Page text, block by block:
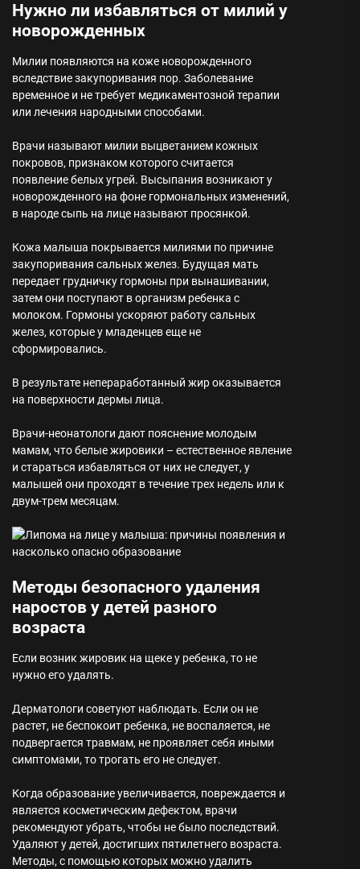
Нужно ли избавляться от милий у
новорожденных
Милии появляются на коже новорожденного
вследствие закупоривания пор. Заболевание
временное и не требует медикаментозной терапии
или лечения народными способами.
Врачи называют милии выцветанием кожных
покровов, признаком которого считается
появление белых угрей. Высыпания возникают у
новорожденного на фоне гормональных изменений,
в народе сыпь на лице называют просянкой.
Кожа малыша покрывается милиями по причине
закупоривания сальных желез. Будущая мать
передает грудничку гормоны при вынашивании,
затем они поступают в организм ребенка с
молоком. Гормоны ускоряют работу сальных
желез, которые у младенцев еще не
сформировались.
В результате непераработанный жир оказывается
на поверхности дермы лица.
Врачи-неонатологи дают пояснение молодым
мамам, что белые жировики – естественное явление
и стараться избавляться от них не следует, у
малышей они проходят в течение трех недель или к
двум-трем месяцам.
Методы безопасного удаления
наростов у детей разного
возраста
Если возник жировик на щеке у ребенка, то не
нужно его удалять.
Дерматологи советуют наблюдать. Если он не
растет, не беспокоит ребенка, не воспаляется, не
подвергается травмам, не проявляет себя иными
симптомами, то трогать его не следует.
Когда образование увеличивается, повреждается и
является косметическим дефектом, врачи
рекомендуют убрать, чтобы не было последствий.
Удаляют у детей, достигших пятилетнего возраста.
Методы, с помощью которых можно удалить